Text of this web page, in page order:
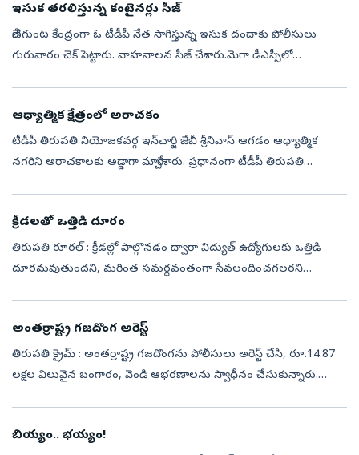
ఇసుక తరలిస్తున్న కంటైనర్లు సీజ్‌
రేణిగుంట కేంద్రంగా ఓ టీడీపీ నేత సాగిస్తున్న ఇసుక దందాకు పోలీసులు
గురువారం చెక్‌ పెట్టారు. వాహనాలన సీజ్‌ చేశారు.మెగా డీఎస్సీలో
ఆధ్యాత్మిక క్షేత్రంలో అరాచకం
టీడీపీ తిరుపతి నియోజకవర్గ ఇన్‌చార్జి జేబీ శ్రీనివాస్‌ ఆగడం ఆధ్యాత్మిక
నగరిని అరాచకాలకు అడ్డాగా మార్చేశారు. ప్రధానంగా టీడీపీ తిరుపతి
క్రీడలతో ఒత్తిడి దూరం
తిరుపతి రూరల్‌ : క్రీడల్లో పాల్గొనడం ద్వారా విద్యుత్‌ ఉద్యోగులకు ఒత్తిడి
దూరమవుతుందని, మరింత సమర్థవంతంగా సేవలందించగలరని
అంతర్రాష్ట్ర గజదొంగ అరెస్ట్‌
తిరుపతి క్రైమ్‌ : అంతర్రాష్ట్ర గజదొంగను పోలీసులు అరెస్ట్‌ చేసి, రూ.14.87
లక్షల విలువైన బంగారం, వెండి ఆభరణాలను స్వాధీనం చేసుకున్నారు.
బియ్యం.. భయ్యం!